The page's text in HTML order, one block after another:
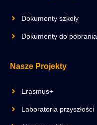
Dokumenty szkoły
Dokumenty do pobrania
Nasze Projekty
Erasmus+
Laboratoria przyszłości